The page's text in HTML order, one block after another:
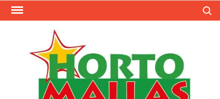
Saltar